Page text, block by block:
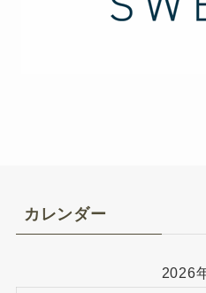
カレンダー
2026